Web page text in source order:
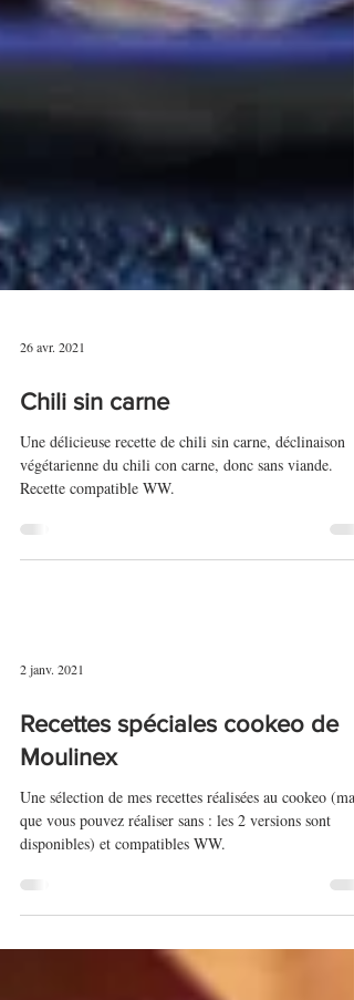
26 avr. 2021
Chili sin carne
Une délicieuse recette de chili sin carne, déclinaison
végétarienne du chili con carne, donc sans viande.
2 janv. 2021
Recettes spéciales cookeo de
Moulinex
Une sélection de mes recettes réalisées au cookeo (mais
que vous pouvez réaliser sans : les 2 versions sont